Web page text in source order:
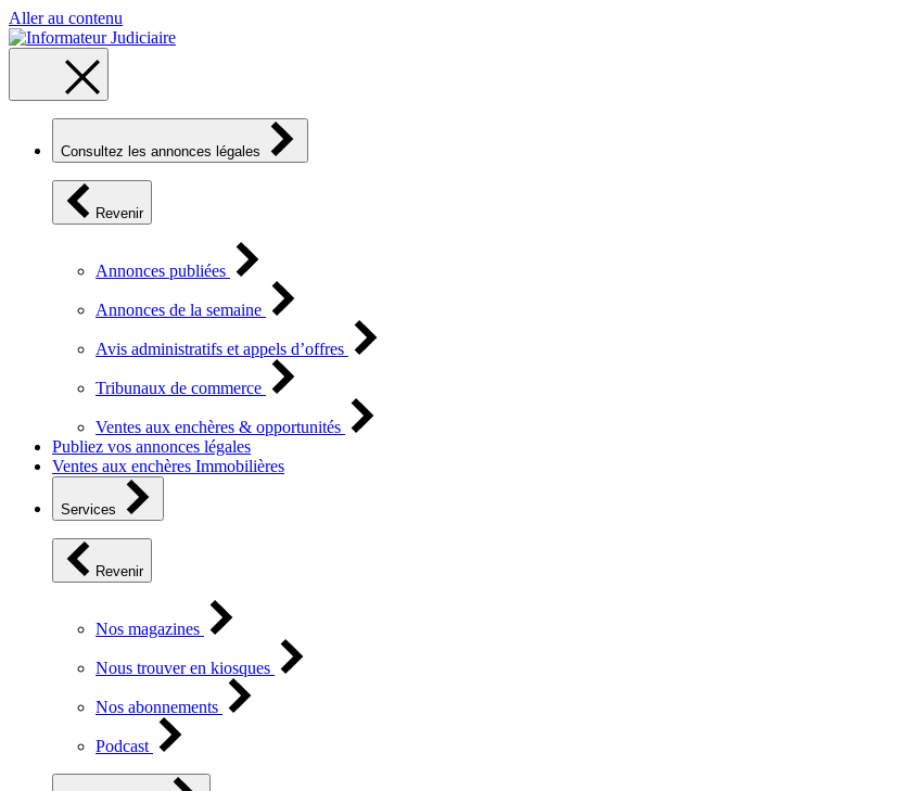
Aller au contenu
Consultez les annonces légales
Revenir
Annonces publiées
Annonces de la semaine
Avis administratifs et appels d’offres
Tribunaux de commerce
Ventes aux enchères & opportunités
Publiez vos annonces légales
Ventes aux enchères Immobilières
Services
Revenir
Nos magazines
Nous trouver en kiosques
Nos abonnements
Podcast